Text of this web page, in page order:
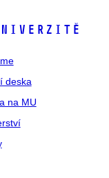
deska
na MU